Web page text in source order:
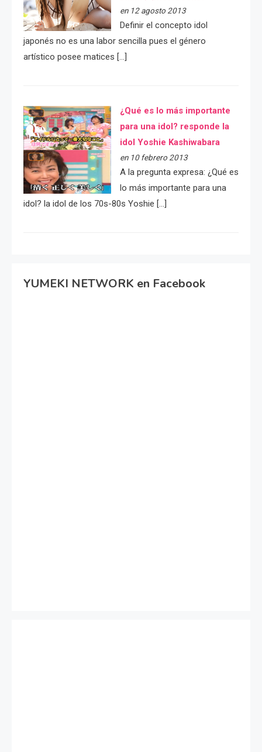
en 12 agosto 2013
Definir el concepto idol
japonés no es una labor sencilla pues el género
artístico posee matices […]
¿Qué es lo más importante
para una idol? responde la
idol Yoshie Kashiwabara
en 10 febrero 2013
A la pregunta expresa: ¿Qué es
lo más importante para una
idol? la idol de los 70s-80s Yoshie […]
YUMEKI NETWORK en Facebook